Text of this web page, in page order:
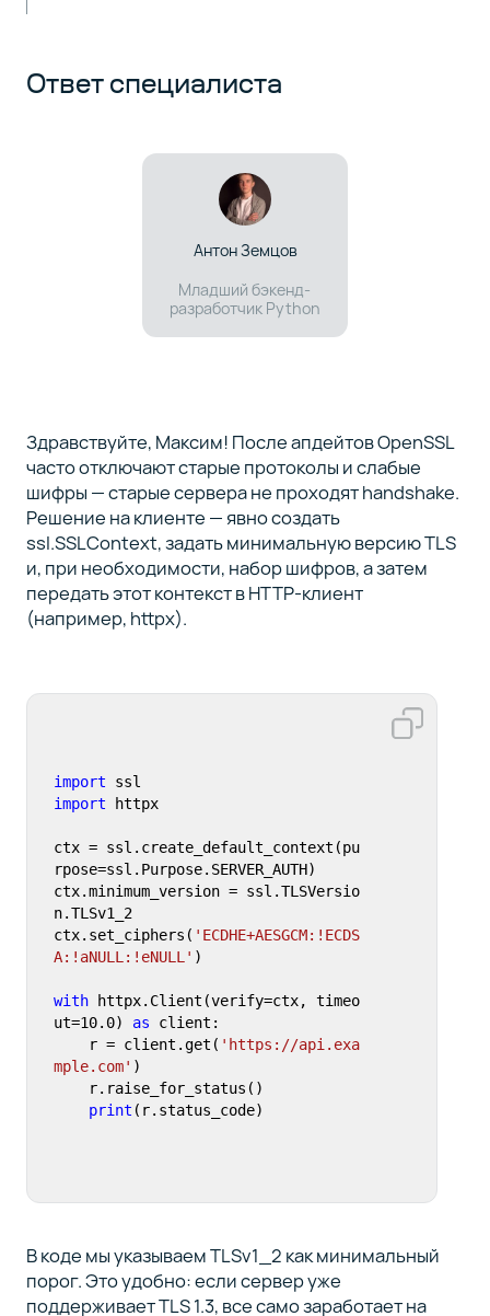
Ответ специалиста
Здравствуйте, Максим! После апдейтов OpenSSL
часто отключают старые протоколы и слабые
шифры — старые сервера не проходят handshake.
Решение на клиенте — явно создать
ssl.SSLContext, задать минимальную версию TLS
и, при необходимости, набор шифров, а затем
передать этот контекст в HTTP-клиент
(например, httpx).
Антон Земцов
Младший бэкенд-
разработчик Python
import
import httpx
ctx = ssl.create_default_context(pu
rpose=ssl.Purpose.SERVER_AUTH)
ctx.minimum_version = ssl.TLSVersio
n.TLSv1_2
ctx.set_ciphers( 'ECDHE+AESGCM:!ECDS
A:!aNULL:!eNULL' )
with httpx.Client(verify=ctx, timeo
ut=10.0) as client:
    r = client.get(
'https://api.exa
mple.com' )
print (r.status_code)
В коде мы указываем TLSv1_2 как минимальный
порог. Это удобно: если сервер уже
поддерживает TLS 1.3, все само заработает на